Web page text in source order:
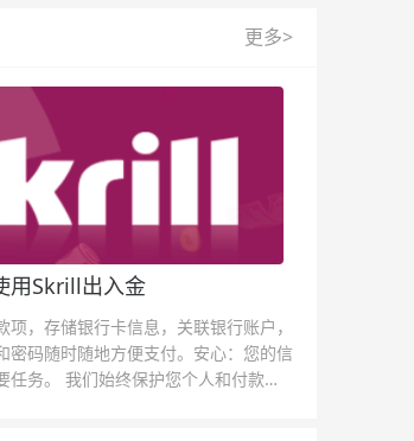
更多>
用Skrill出入金
项，存储银行卡信息，关联银行账户，
密码随时随地方便支付。安心：您的信
任务。 我们始终保护您个人和付款信